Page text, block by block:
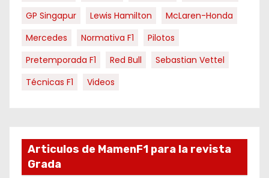
GP Singapur
Lewis Hamilton
McLaren-Honda
Mercedes
Normativa F1
Pilotos
Pretemporada F1
Red Bull
Sebastian Vettel
Técnicas F1
Videos
Articulos de MamenF1 para la revista
Grada